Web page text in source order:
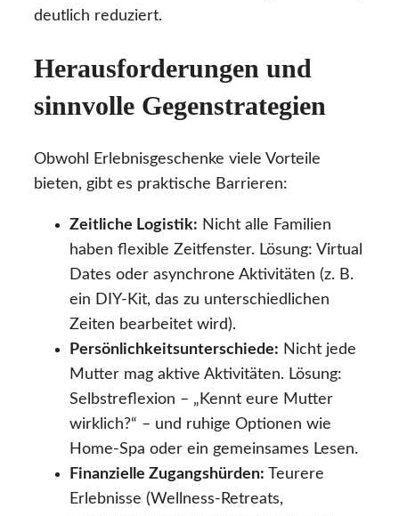
deutlich reduziert.
Herausforderungen und
sinnvolle Gegenstrategien
Obwohl Erlebnisgeschenke viele Vorteile
bieten, gibt es praktische Barrieren:
Zeitliche Logistik: Nicht alle Familien
haben flexible Zeitfenster. Lösung: Virtual
Dates oder asynchrone Aktivitäten (z. B.
ein DIY-Kit, das zu unterschiedlichen
Zeiten bearbeitet wird).
Persönlichkeitsunterschiede: Nicht jede
Mutter mag aktive Aktivitäten. Lösung:
Selbstreflexion – „Kennt eure Mutter
wirklich?“ – und ruhige Optionen wie
Home-Spa oder ein gemeinsames Lesen.
Finanzielle Zugangshürden: Teurere
Erlebnisse (Wellness-Retreats,